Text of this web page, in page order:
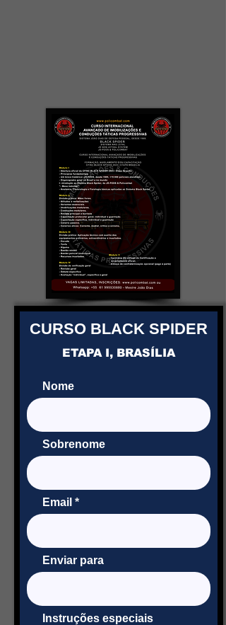
CURSO BLACK SPIDER
ETAPA I, BRASÍLIA
Nome
Sobrenome
Email
Enviar para
Instruções especiais